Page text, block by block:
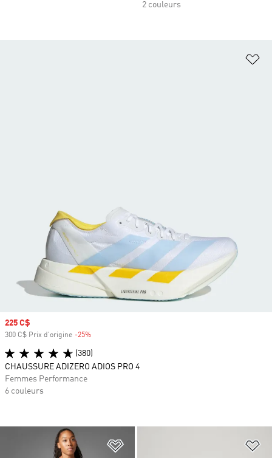
2 couleurs
Ajouter à la Liste de produits
Prix soldé
225 C$
300 C$ Prix d'origine -25%
(380)
CHAUSSURE ADIZERO ADIOS PRO 4
Femmes Performance
6 couleurs